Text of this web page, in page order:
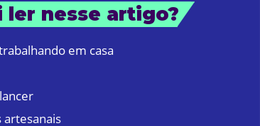
ler nesse artigo?
em casa